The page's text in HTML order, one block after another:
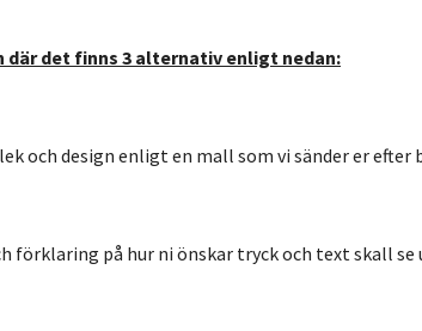
det finns 3 alternativ enligt nedan:
design enligt en mall som vi sänder er efter
på hur ni önskar tryck och text skall se